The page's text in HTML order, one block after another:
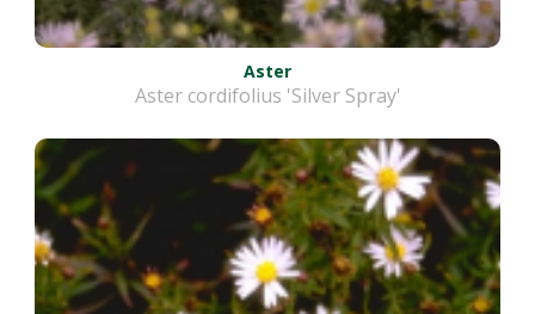
Aster
Aster cordifolius 'Silver Spray'